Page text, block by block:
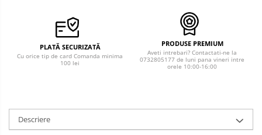
PLATĂ SECURIZATĂ
Cu orice tip de card Comanda minima
100 lei
PRODUSE PREMIUM
Aveti intrebari? Contactati-ne la
0732805177 de luni pana vineri intre
orele 10:00-16:00
Descriere